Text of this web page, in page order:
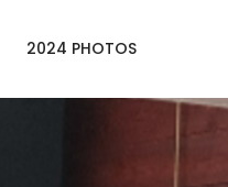
2024 PHOTOS